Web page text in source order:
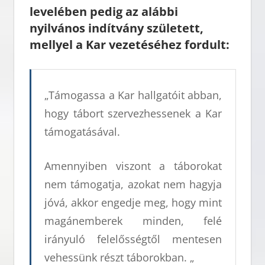
levelében pedig az alábbi
nyilvános indítvány született,
mellyel a Kar vezetéséhez fordult:
„Támogassa a Kar hallgatóit abban,
hogy tábort szervezhessenek a Kar
támogatásával.
Amennyiben viszont a táborokat
nem támogatja, azokat nem hagyja
jóvá, akkor engedje meg, hogy mint
magánemberek minden, felé
irányuló felelősségtől mentesen
vehessünk részt táborokban. „